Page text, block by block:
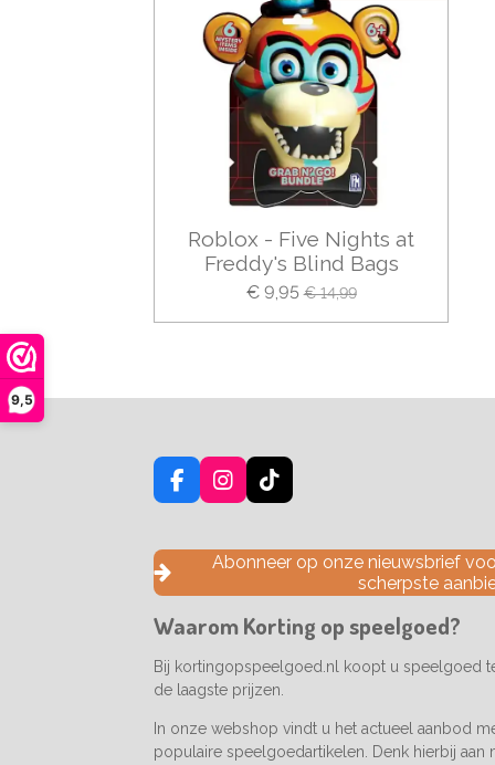
9,5
Roblox - Five Nights at
Freddy's Blind Bags
€ 9,95 € 14,99
F
a
e
o
k
I
n
t
a
g
a
T
i
T
o
k
Abonneer op onze nieuwsbrief
scherpste
Waarom Korting op speelgoed?
Bij kortingopspeelgoed.nl koopt u speelgoed
de laagste prijzen.
In onze webshop vindt u het actueel aanbod
populaire speelgoedartikelen. Denk hierbij aan